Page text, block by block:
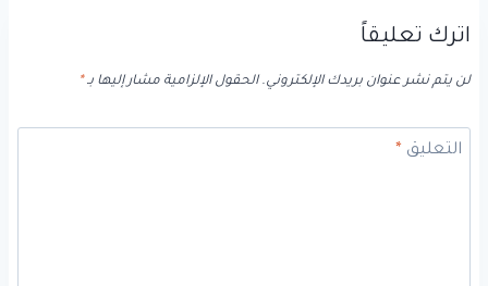
اترك تعليقاً
لن يتم نشر عنوان بريدك الإلكتروني. الحقول الإلزامية مشار إليها بـ*
التعليق*